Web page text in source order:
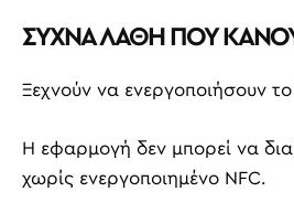
ΣΥΧΝΑ ΛΑΘΗ ΠΟΥ
Ξεχνούν να ενεργοποιήσουν το
Η εφαρμογή δεν μπορεί να
χωρίς ενεργοποιημένο NFC.